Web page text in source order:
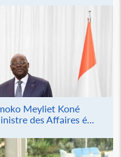
Meyliet Koné
des Affaires é...